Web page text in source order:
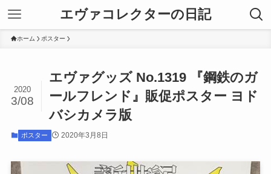
エヴァコレクターの日記
ホーム ポスター
エヴァグッズ No.1319 『鋼鉄のガ
ールフレンド』販促ポスター ヨド
バシカメラ版
2020
3/08
ポスター 2020年3月8日